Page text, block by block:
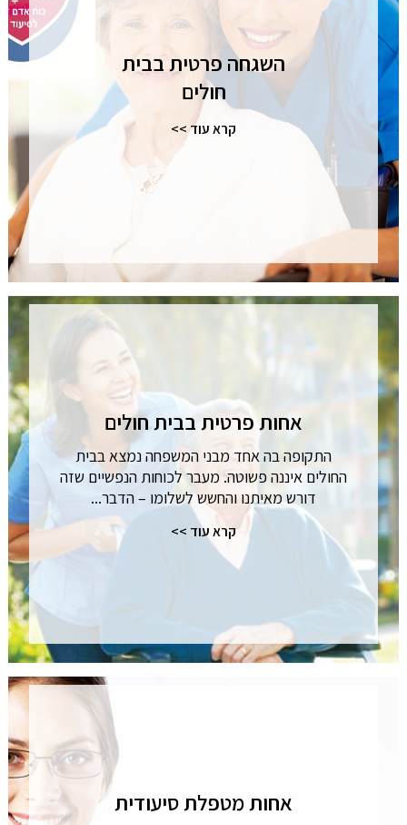
השגחה פרטית בבית
חולים
קרא עוד >>
אחות פרטית בבית חולים
התקופה בה אחד מבני המשפחה נמצא בבית
החולים איננה פשוטה. מעבר לכוחות הנפשיים שזה
דורש מאיתנו והחשש לשלומו – הדבר...
קרא עוד >>
אחות מטפלת סיעודית